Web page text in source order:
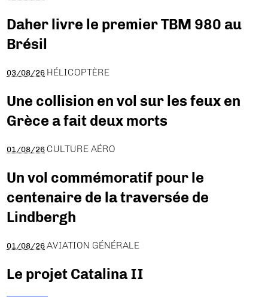
Daher livre le premier TBM 980 au
Brésil
03/08/26 HÉLICOPTÈRE
Une collision en vol sur les feux en
Grèce a fait deux morts
01/08/26 CULTURE AÉRO
Un vol commémoratif pour le
centenaire de la traversée de
Lindbergh
01/08/26 AVIATION GÉNÉRALE
Le projet Catalina II